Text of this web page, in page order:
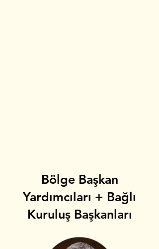
Bölge Başkan
Yardımcıları + Bağlı
Kuruluş Başkanları